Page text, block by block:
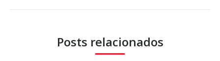
Posts relacionados